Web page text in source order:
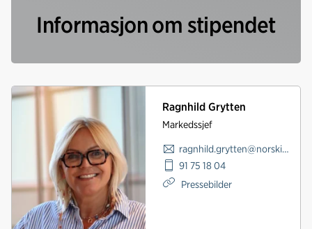
Informasjon om stipendet
Ragnhild Grytten
Markedssjef
ragnhild.grytten@norskindustri.no
91 75 18 04
Pressebilder